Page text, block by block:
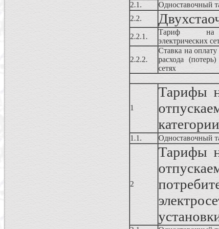
2.1.
Одноставочный
2.2.
2.2.1.
Тариф на
электрических
2.2.2.
Ставка на оплату
расхода
сетях
1
Тарифы
1.1. Одноставочный
2
Тарифы